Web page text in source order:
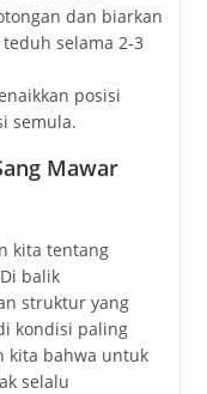
dan biarkan
selama 2-3
posisi
semula.
Mawar
kita tentang
balik
struktur yang
kondisi paling
kita bahwa untuk
selalu